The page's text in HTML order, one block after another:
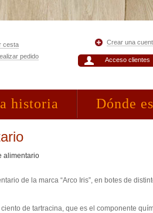
Acceso clientes
Crear una
cesta
pedido
historia Dónde
alimentario
de la marca “Arco Iris”, en botes de
de tartracina, que es el componente